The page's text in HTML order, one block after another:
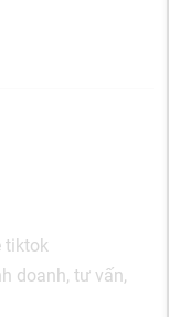
tiktok
doanh, tư vấn,